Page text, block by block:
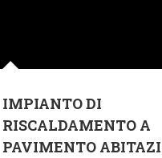
IMPIANTO DI
RISCALDAMENTO A
PAVIMENTO